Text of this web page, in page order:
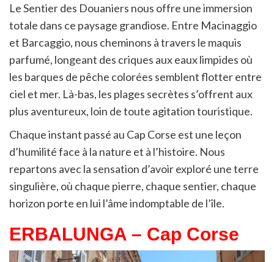
Le Sentier des Douaniers nous offre une immersion
totale dans ce paysage grandiose. Entre Macinaggio
et Barcaggio, nous cheminons à travers le maquis
parfumé, longeant des criques aux eaux limpides où
les barques de pêche colorées semblent flotter entre
ciel et mer. Là-bas, les plages secrètes s’offrent aux
plus aventureux, loin de toute agitation touristique.
Chaque instant passé au Cap Corse est une leçon
d’humilité face à la nature et à l’histoire. Nous
repartons avec la sensation d’avoir exploré une terre
singulière, où chaque pierre, chaque sentier, chaque
horizon porte en lui l’âme indomptable de l’île.
ERBALUNGA – Cap Corse